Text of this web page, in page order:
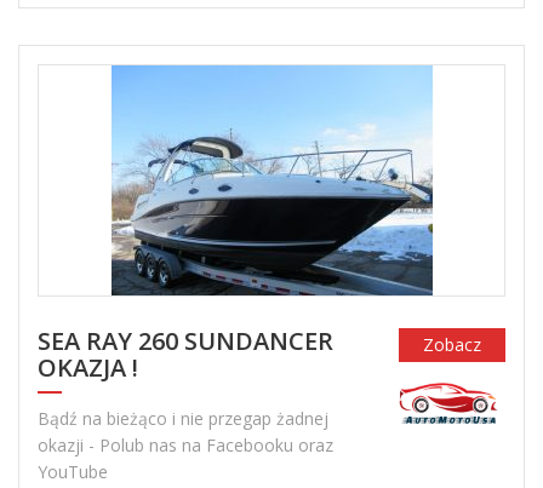
SEA RAY 260 SUNDANCER
OKAZJA !
Bądź na bieżąco i nie przegap żadnej
okazji - Polub nas na Facebooku oraz
YouTube
Zobacz